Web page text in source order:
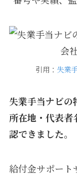
引用： 失業
失業手当ナビの
所在地・代表者
認できました。
給付金サポート